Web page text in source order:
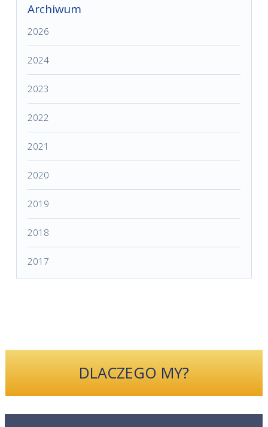
Archiwum
2026
2024
2023
2022
2021
2020
2019
2018
2017
DLACZEGO MY?